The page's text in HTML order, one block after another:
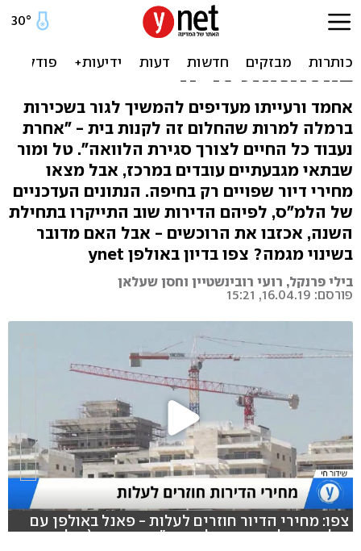
"עדיף לחכות לירידת מחירים
- לא רוצים להסתבך
בהלוואות לדיור"
אחמד ורעייתו מעדיפים להמשיך לגור בשכירות
ברמלה למרות שהחלום זה לקנות בית - "אחרת
נעבוד כל החיים לצורך סגירת הלוואה". טל ומור
שבתאי מגבעתיים עובדים במרכז, אבל מצאו
מחירי דיור שפויים רק בחיפה. הנתונים העדכניים
של הלמ"ס, לפיהם הדירות שוב התייקרו בתחילת
השנה, אכזבו את הרוכשים - אבל האם מדובר
בשינוי מגמה? צפו בדיון באולפן ynet
בילי פרנקל, רועי רובינשטיין וחסן שעלאן
פורסם: 16.04.19, 15:21
צפו: מחירי הדיור חוזרים לעלות - פאנל באולפן עם
בילי פרנקל, חיים מסילתי ועו"ד זיו כספי (צילום: רן